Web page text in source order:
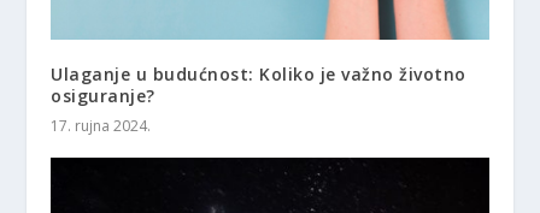
Ulaganje u budućnost: Koliko je važno životno
osiguranje?
17. rujna 2024.